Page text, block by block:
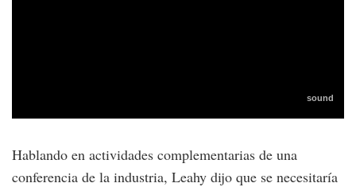
Hablando en actividades complementarias de una
conferencia de la industria, Leahy dijo que se necesitaría